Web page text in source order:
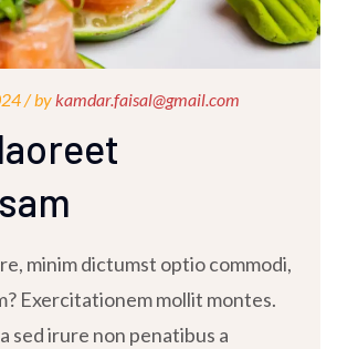
/bykamdar.faisal@gmail.com
minim dictumst optio commodi,
Exercitationem mollit montes.
sed irure non penatibus a